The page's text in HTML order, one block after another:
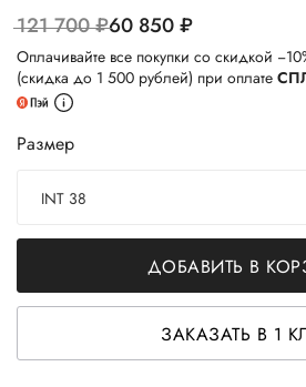
121 700руб.60 850руб.
Оплачивайте все покупки со скидкой
(скидка до 1 500 рублей) при оплате
Размер
INT 38
ДОБАВИТЬ В
ЗАКАЗАТЬ В 1